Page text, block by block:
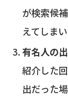
が検索候
えてしまい
有名人の
紹介した
出だった